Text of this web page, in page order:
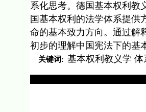
系化思考。德国基本权利教
国基本权利的法学体系提供
命的基本致力方向。通过
初步的理解中国宪法下的基
关键词: 基本权利教义学